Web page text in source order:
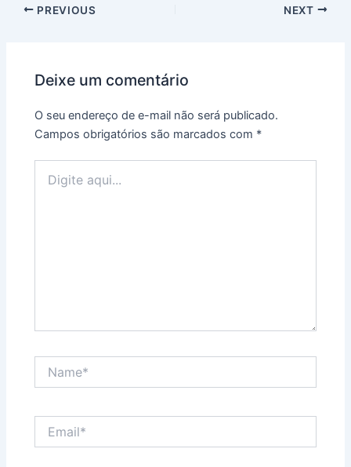
PREVIOUS NEXT
Deixe um comentário
O seu endereço de e-mail não será publicado.
Campos obrigatórios são marcados com *
aqui...